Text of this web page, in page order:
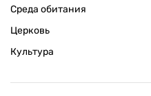
Среда обитания
Церковь
Культура